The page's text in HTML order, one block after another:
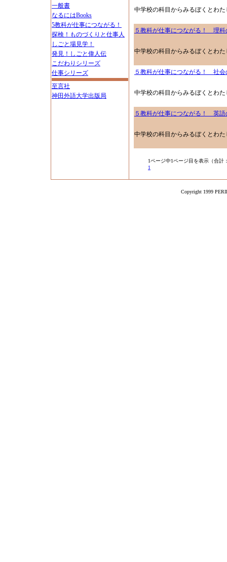
一般書
なるにはBooks
5教科が仕事につながる！
探検！ものづくりと仕事人
しごと場見学！
発見！しごと偉人伝
こだわりシリーズ
仕事シリーズ
至言社
神田外語大学出版局
中学校の科目からみるぼくとわ
５教科が仕事につながる！ 理科
中学校の科目からみるぼくとわ
５教科が仕事につながる！ 社会
中学校の科目からみるぼくとわ
５教科が仕事につながる！ 英語
中学校の科目からみるぼくとわ
1ページ中1ページ目を表示（合計
1
Copyright 1999